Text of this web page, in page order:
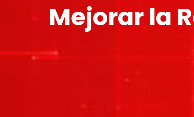
Mejorar la